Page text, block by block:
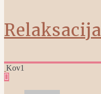
Relaksacija
Kov1